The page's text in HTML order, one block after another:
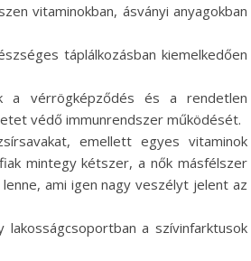
vitaminokban, ásványi anyagokban
táplálkozásban kiemelkedően
a vérrögképződés és a rendetlen
védő immunrendszer működését.
emellett egyes vitaminok
mintegy kétszer, a nők másfélszer
ami igen nagy veszélyt jelent az
a szívinfarktusok